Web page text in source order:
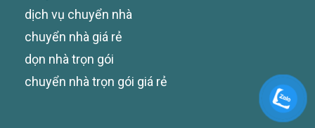
dịch vụ chuyển nhà
chuyển nhà giá rẻ
dọn nhà trọn gói
chuyển nhà trọn gói giá rẻ